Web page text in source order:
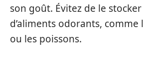
son goût. Évitez de le
d’aliments odorants,
ou les poissons.